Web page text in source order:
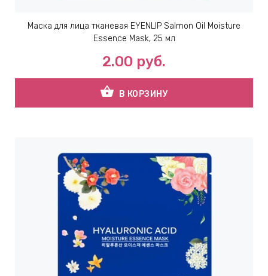
Маска для лица тканевая EYENLIP Salmon Oil Moisture
Essence Mask, 25 мл
2.00 руб.
shopping_basket В КОРЗИНУ